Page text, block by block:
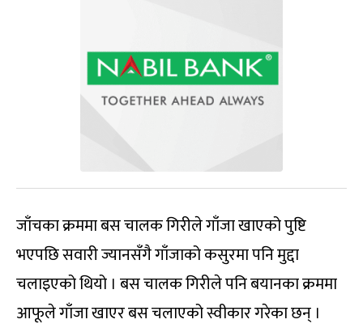
जाँचका क्रममा बस चालक गिरीले गाँजा खाएको पुष्टि
भएपछि सवारी ज्यानसँगै गाँजाको कसुरमा पनि मुद्दा
चलाइएको थियो । बस चालक गिरीले पनि बयानका क्रममा
आफूले गाँजा खाएर बस चलाएको स्वीकार गरेका छन् ।